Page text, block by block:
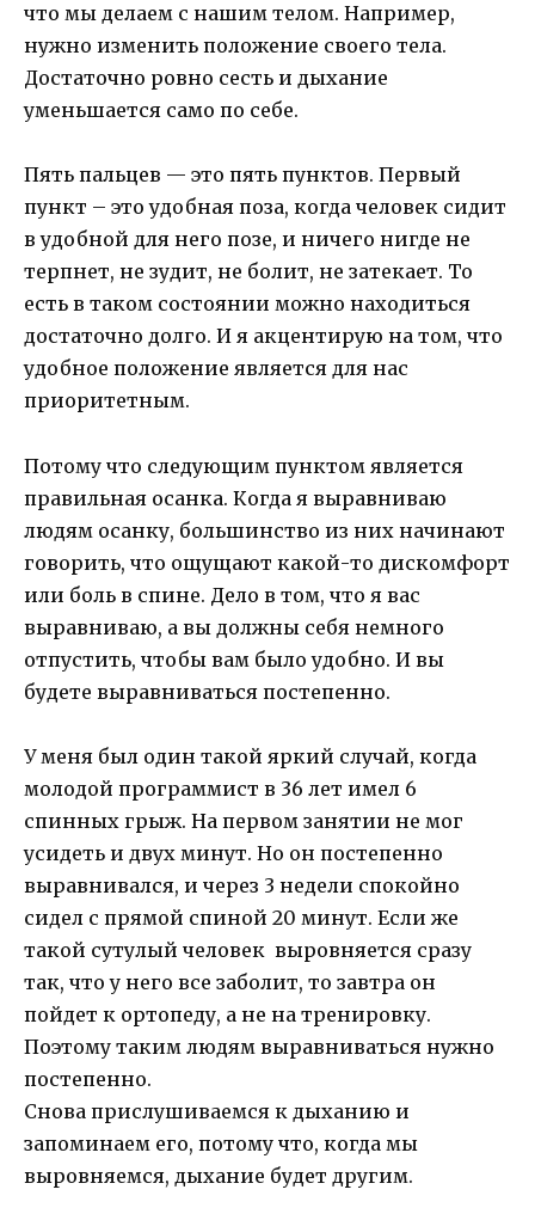
что мы делаем с нашим телом. Например,
нужно изменить положение своего тела.
Достаточно ровно сесть и дыхание
уменьшается само по себе.
Пять пальцев — это пять пунктов. Первый
пункт – это удобная поза, когда человек сидит
в удобной для него позе, и ничего нигде не
терпнет, не зудит, не болит, не затекает. То
есть в таком состоянии можно находиться
достаточно долго. И я акцентирую на том, что
удобное положение является для нас
приоритетным.
Потому что следующим пунктом является
правильная осанка. Когда я выравниваю
людям осанку, большинство из них начинают
говорить, что ощущают какой-то дискомфорт
или боль в спине. Дело в том, что я вас
выравниваю, а вы должны себя немного
отпустить, чтобы вам было удобно. И вы
будете выравниваться постепенно.
У меня был один такой яркий случай, когда
молодой программист в 36 лет имел 6
спинных грыж. На первом занятии не мог
усидеть и двух минут. Но он постепенно
выравнивался, и через 3 недели спокойно
сидел с прямой спиной 20 минут. Если же
такой сутулый человек выровняется сразу
так, что у него все заболит, то завтра он
пойдет к ортопеду, а не на тренировку.
Поэтому таким людям выравниваться нужно
постепенно.
Снова прислушиваемся к дыханию и
запоминаем его, потому что, когда мы
выровняемся, дыхание будет другим.